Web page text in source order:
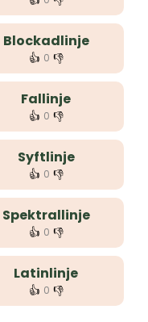
Blockadlinje
👍 0 👎
Fallinje
👍 0 👎
Syftlinje
👍 0 👎
Spektrallinje
👍 0 👎
Latinlinje
👍 0 👎